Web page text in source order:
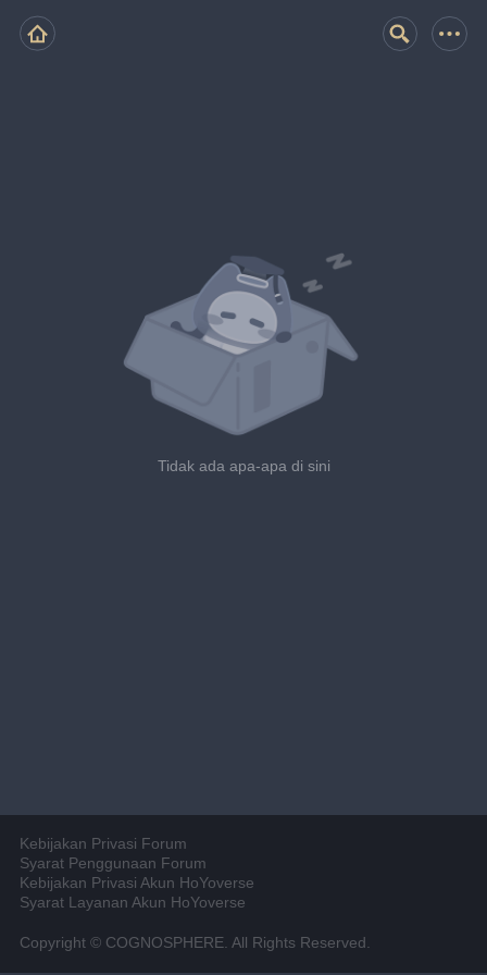
Tidak ada apa-apa di sini
Kebijakan Privasi Forum
Syarat Penggunaan Forum
Kebijakan Privasi Akun HoYoverse
Syarat Layanan Akun HoYoverse
Copyright © COGNOSPHERE. All Rights Reserved.